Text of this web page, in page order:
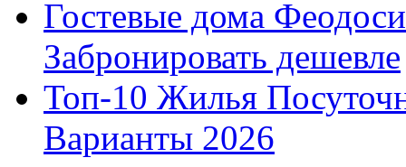
Гостевые дома
Забронировать дешевле
Топ-10 Жилья
Варианты 2026